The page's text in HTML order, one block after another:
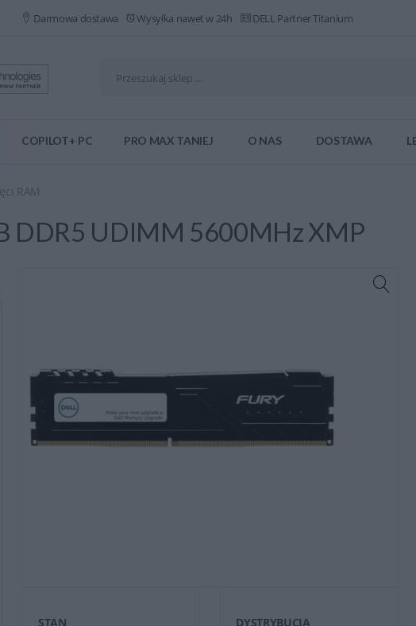
Darmowa dostawa Wysyłka nawet w 24h DELL Partner Titanium
COPILOT+ PC PRO MAX TANIEJ O NAS DOSTAWA
RAM
DDR5 UDIMM 5600MHz XMP
STAN DYSTRYBUCJA